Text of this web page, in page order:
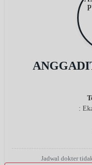
:
Jadwal dokter